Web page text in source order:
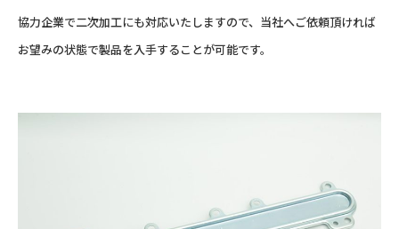
協力企業で二次加工にも対応いたしますので、当社へご依頼頂ければ
お望みの状態で製品を入手することが可能です。